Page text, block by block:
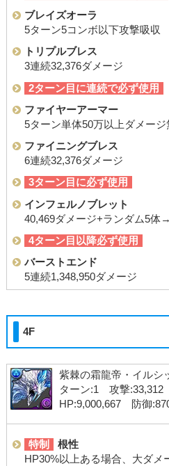
ブレイズオーラ
5ターン5コンボ以下攻撃吸収
トリプルブレス
3連続32,376ダメージ
2ターン目に連続で必ず使用
ファイヤーアーマー
5ターン単体50万以上ダメージ
ファイニングブレス
6連続32,376ダメージ
3ターン目に必ず使用
インフェルノブレット
40,469ダメージ+ランダム5体
4ターン目以降必ず使用
バーストエンド
5連続1,348,950ダメージ
4F
紫棘の霜龍帝・イルシ
ターン:1 攻撃:33,312
HP:9,000,667 防御
特制
根性
HP30%以上ある場合、大ダメ